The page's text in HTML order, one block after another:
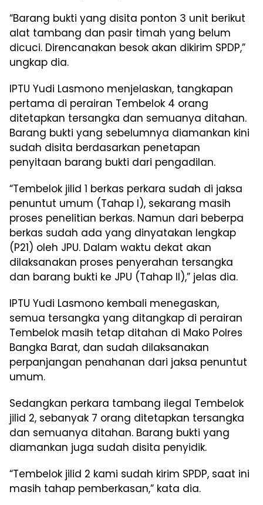
“Barang bukti yang disita ponton 3 unit berikut
alat tambang dan pasir timah yang belum
dicuci. Direncanakan besok akan dikirim SPDP,”
ungkap dia.
IPTU Yudi Lasmono menjelaskan, tangkapan
pertama di perairan Tembelok 4 orang
ditetapkan tersangka dan semuanya ditahan.
Barang bukti yang sebelumnya diamankan kini
sudah disita berdasarkan penetapan
penyitaan barang bukti dari pengadilan.
“Tembelok jilid 1 berkas perkara sudah di jaksa
penuntut umum (Tahap I), sekarang masih
proses penelitian berkas. Namun dari beberpa
berkas sudah ada yang dinyatakan lengkap
(P21) oleh JPU. Dalam waktu dekat akan
dilaksanakan proses penyerahan tersangka
dan barang bukti ke JPU (Tahap II),” jelas dia.
IPTU Yudi Lasmono kembali menegaskan,
semua tersangka yang ditangkap di perairan
Tembelok masih tetap ditahan di Mako Polres
Bangka Barat, dan sudah dilaksanakan
perpanjangan penahanan dari jaksa penuntut
umum.
Sedangkan perkara tambang ilegal Tembelok
jilid 2, sebanyak 7 orang ditetapkan tersangka
dan semuanya ditahan. Barang bukti yang
diamankan juga sudah disita penyidik.
“Tembelok jilid 2 kami sudah kirim SPDP, saat ini
masih tahap pemberkasan,” kata dia.